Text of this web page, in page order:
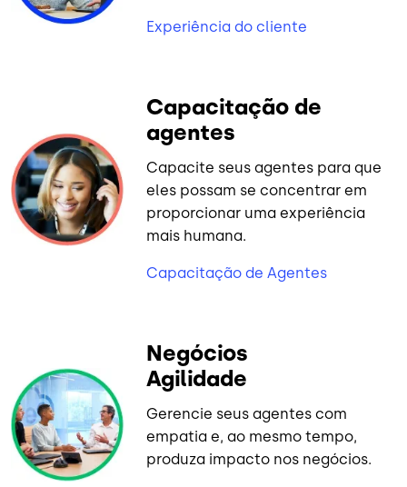
Experiência do cliente
Capacitação de
agentes
Capacite seus agentes para que
eles possam se concentrar em
proporcionar uma experiência
mais humana.
Capacitação de Agentes
Negócios
Agilidade
Gerencie seus agentes com
empatia e, ao mesmo tempo,
produza impacto nos negócios.